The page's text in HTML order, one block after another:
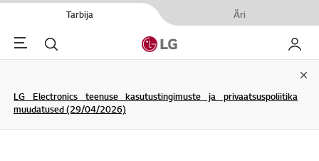
Tarbija Äri
Menu Otsi Minu
LG Electronics teenuse kasutustingimuste ja privaatsuspoliitika
muudatused (29/04/2026)